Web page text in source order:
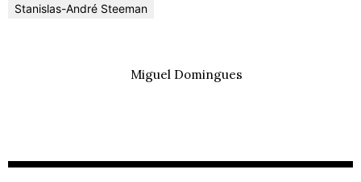
Stanislas-André Steeman
Miguel Domingues